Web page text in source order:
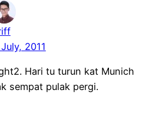
2011
Hari tu turun kat Munich
sempat pulak pergi.